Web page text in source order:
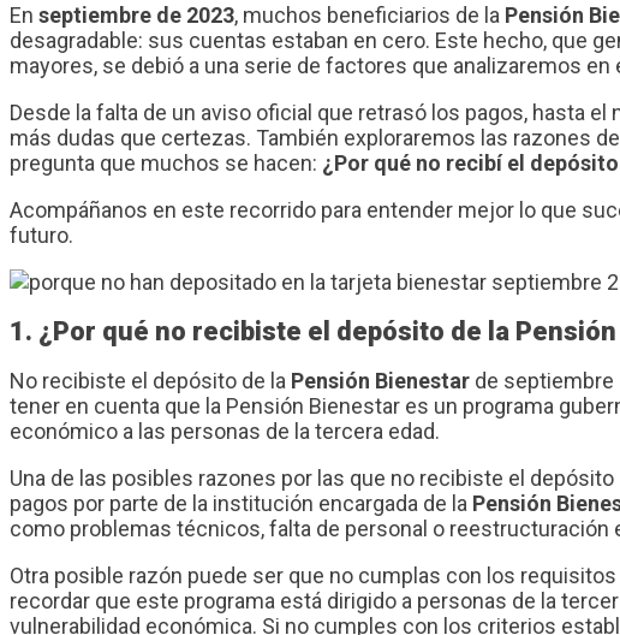
En septiembre de 2023, muchos beneficiarios de la Pensión
desagradable: sus cuentas estaban en cero. Este hecho, que
mayores, se debió a una serie de factores que analizaremos en
Desde la falta de un aviso oficial que retrasó los pagos, hasta
más dudas que certezas. También exploraremos las razones
pregunta que muchos se hacen: ¿Por qué no recibí el
Acompáñanos en este recorrido para entender mejor lo que
futuro.
1. ¿Por qué no recibiste el depósito de la
No recibiste el depósito de la Pensión Bienestar de septiembre
tener en cuenta que la Pensión Bienestar es un programa
económico a las personas de la tercera edad.
Una de las posibles razones por las que no recibiste el
pagos por parte de la institución encargada de la Pensión
como problemas técnicos, falta de personal o
Otra posible razón puede ser que no cumplas con los requisitos
recordar que este programa está dirigido a personas de la
vulnerabilidad económica. Si no cumples con los criterios